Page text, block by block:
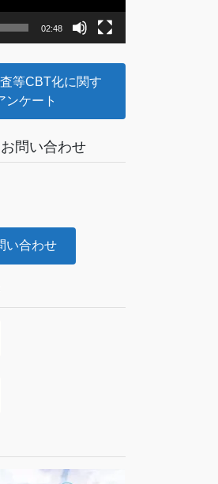
02:48
等CBT化に関す
ンケート
問い合わせ
い合わせ